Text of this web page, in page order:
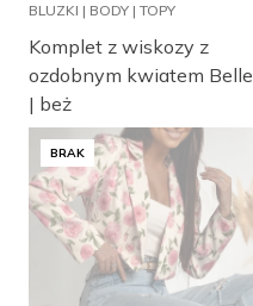
MANTELLE
BLUZKI | BODY | TOPY
Komplet z wiskozy z
ozdobnym kwiatem Belle
| beż
BRAK